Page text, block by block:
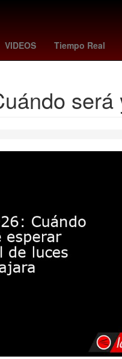
VIDEOS Tiempo Real
yankees - braves Moneda